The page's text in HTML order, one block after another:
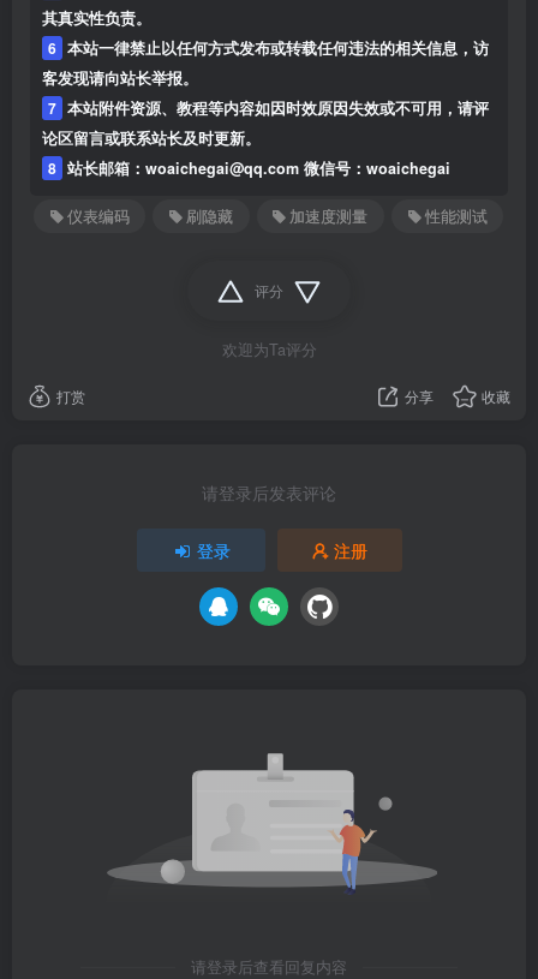
其真实性负责。
6 本站一律禁止以任何方式发布或转载任何违法的相关信息，访
客发现请向站长举报。
7 本站附件资源、教程等内容如因时效原因失效或不可用，请评
论区留言或联系站长及时更新。
8
站长邮箱：woaichegai@qq.com 微信号：woaichegai
仪表编码 刷隐藏 加速度测量 性能测试
评分
欢迎为Ta评分
打赏 分享 收藏
请登录后发表评论
登录 注册
请登录后查看回复内容